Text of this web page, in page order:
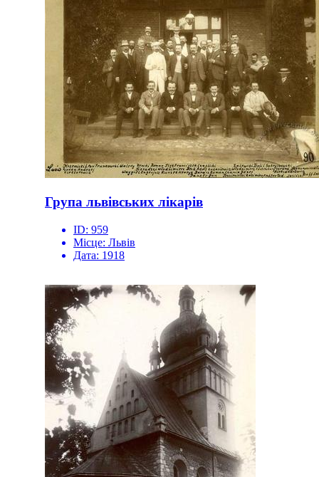
Група львівських лікарів
ID: 959
Місце: Львів
Дата: 1918